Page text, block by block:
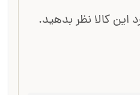
این کالا نظر بدهید.